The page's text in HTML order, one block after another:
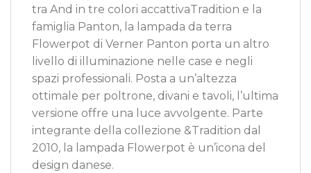
tra And in tre colori accattivaTradition e la
famiglia Panton, la lampada da terra
Flowerpot di Verner Panton porta un altro
livello di illuminazione nelle case e negli
spazi professionali. Posta a un’altezza
ottimale per poltrone, divani e tavoli, l’ultima
versione offre una luce avvolgente. Parte
integrante della collezione &Tradition dal
2010, la lampada Flowerpot è un’icona del
design danese.